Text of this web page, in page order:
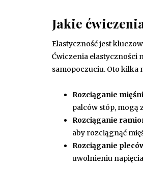
Jakie
Elastyczność jest
Ćwiczenia elastyczności
samopoczuciu. Oto kilka
Rozciąganie
palców stóp, mogą
Rozciąganie
aby rozciągnąć
Rozciąganie
uwolnieniu